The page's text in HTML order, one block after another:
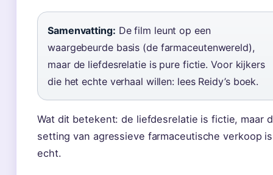
Samenvatting: De film leunt op een
waargebeurde basis (de farmaceutenwereld),
maar de liefdesrelatie is pure fictie. Voor kijkers
die het echte verhaal willen: lees Reidy’s boek.
Wat dit betekent: de liefdesrelatie is fictie, maar
setting van agressieve farmaceutische verkoop is
echt.